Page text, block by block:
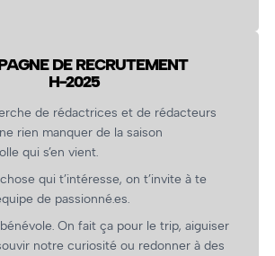
DE RECRUTEMENT
H-2025
de rédactrices et de rédacteurs
rien manquer de la saison
qui s’en vient.
qui t’intéresse, on t’invite à te
de passionné.es.
bénévole. On fait ça pour le trip, aiguiser
notre curiosité ou redonner à des